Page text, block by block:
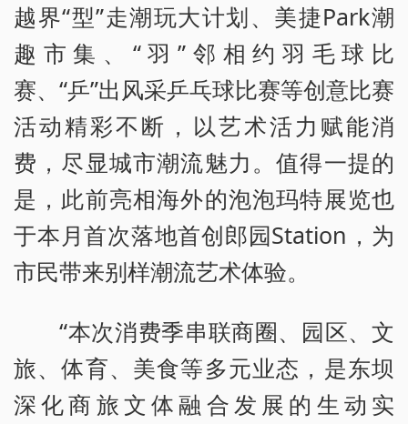
越界“型”走潮玩大计划、美捷Park潮
趣市集、“羽”邻相约羽毛球比
赛、“乒”出风采乒乓球比赛等创意比赛
活动精彩不断，以艺术活力赋能消
费，尽显城市潮流魅力。值得一提的
是，此前亮相海外的泡泡玛特展览也
于本月首次落地首创郎园Station，为
市民带来别样潮流艺术体验。
“本次消费季串联商圈、园区、文
旅、体育、美食等多元业态，是东坝
深化商旅文体融合发展的生动实